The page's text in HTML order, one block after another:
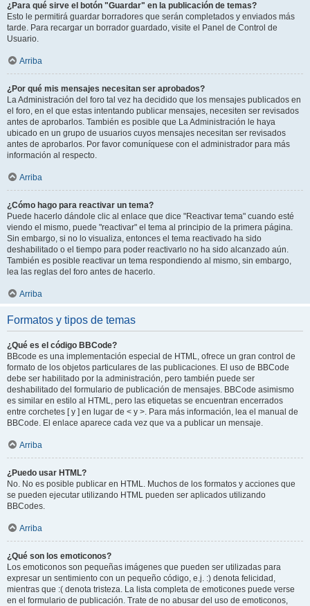
¿Para qué sirve el botón "Guardar" en la publicación de temas?
Esto le permitirá guardar borradores que serán completados y enviados más
tarde. Para recargar un borrador guardado, visite el Panel de Control de
Usuario.
Arriba
¿Por qué mis mensajes necesitan ser aprobados?
La Administración del foro tal vez ha decidido que los mensajes publicados en
el foro, en el que estas intentando publicar mensajes, necesiten ser revisados
antes de aprobarlos. También es posible que La Administración le haya
ubicado en un grupo de usuarios cuyos mensajes necesitan ser revisados
antes de aprobarlos. Por favor comuníquese con el administrador para más
información al respecto.
Arriba
¿Cómo hago para reactivar un tema?
Puede hacerlo dándole clic al enlace que dice "Reactivar tema" cuando esté
viendo el mismo, puede "reactivar" el tema al principio de la primera página.
Sin embargo, si no lo visualiza, entonces el tema reactivado ha sido
deshabilitado o el tiempo para poder reactivarlo no ha sido alcanzado aún.
También es posible reactivar un tema respondiendo al mismo, sin embargo,
lea las reglas del foro antes de hacerlo.
Arriba
Formatos y tipos de temas
¿Qué es el código BBCode?
BBcode es una implementación especial de HTML, ofrece un gran control de
formato de los objetos particulares de las publicaciones. El uso de BBCode
debe ser habilitado por la administración, pero también puede ser
deshabilitado del formulario de publicación de mensajes. BBCode asimismo
es similar en estilo al HTML, pero las etiquetas se encuentran encerrados
entre corchetes [ y ] en lugar de < y >. Para más información, lea el manual de
BBCode. El enlace aparece cada vez que va a publicar un mensaje.
Arriba
¿Puedo usar HTML?
No. No es posible publicar en HTML. Muchos de los formatos y acciones que
se pueden ejecutar utilizando HTML pueden ser aplicados utilizando
BBCodes.
Arriba
¿Qué son los emoticonos?
Los emoticonos son pequeñas imágenes que pueden ser utilizadas para
expresar un sentimiento con un pequeño código, e.j. :) denota felicidad,
mientras que :( denota tristeza. La lista completa de emoticones puede verse
en el formulario de publicación. Trate de no abusar del uso de emoticonos,